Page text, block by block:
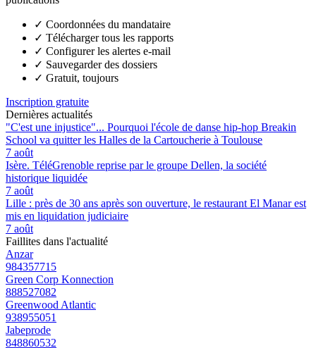
✓ Coordonnées du mandataire
✓ Télécharger tous les rapports
✓ Configurer les alertes e-mail
✓ Sauvegarder des dossiers
✓ Gratuit, toujours
Inscription gratuite
Dernières actualités
"C'est une injustice"... Pourquoi l'école de danse hip-hop Breakin
School va quitter les Halles de la Cartoucherie à Toulouse
7 août
Isère. TéléGrenoble reprise par le groupe Dellen, la société
historique liquidée
7 août
Lille : près de 30 ans après son ouverture, le restaurant El Manar est
mis en liquidation judiciaire
7 août
Faillites dans l'actualité
Anzar
984357715
Green Corp Konnection
888527082
Greenwood Atlantic
938955051
Jabeprode
848860532